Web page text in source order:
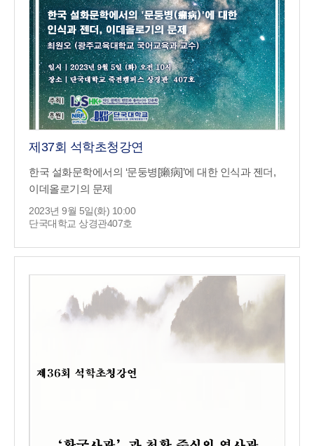
제37회 석학초청강연
한국 설화문학에서의 ‘문둥병[癩病]’에 대한 인식과 젠더,
이데올로기의 문제
2023년 9월 5일(화) 10:00
단국대학교 상경관407호